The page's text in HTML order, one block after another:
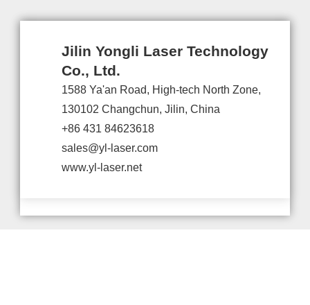
Jilin Yongli Laser Technology
Co., Ltd.
1588 Ya'an Road, High-tech North Zone,
130102 Changchun, Jilin, China
+86 431 84623618
sales@yl-laser.com
www.yl-laser.net